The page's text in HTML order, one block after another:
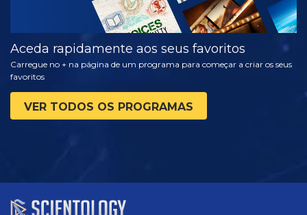
Aceda rapidamente aos seus favoritos
Carregue no + na página de um programa para começar a criar os seus
favoritos
VER TODOS OS PROGRAMAS